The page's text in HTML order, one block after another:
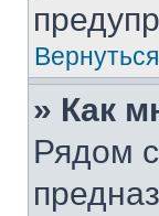
» Как
Рядом